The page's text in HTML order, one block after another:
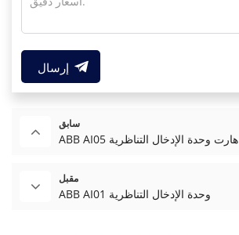
إرسال
سابق
ABB AI05 هارت وحدة الإدخال التناظرية
مقبل
ABB AI01 وحدة الإدخال التناظرية